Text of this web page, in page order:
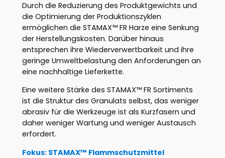
Durch die Reduzierung des Produktgewichts und
die Optimierung der Produktionszyklen
ermöglichen die STAMAX™ FR Harze eine Senkung
der Herstellungskosten. Darüber hinaus
entsprechen ihre Wiederverwertbarkeit und ihre
geringe Umweltbelastung den Anforderungen an
eine nachhaltige Lieferkette.
Eine weitere Stärke des STAMAX™ FR Sortiments
ist die Struktur des Granulats selbst, das weniger
abrasiv für die Werkzeuge ist als Kurzfasern und
daher weniger Wartung und weniger Austausch
erfordert.
Fokus: STAMAX™ Flammschutzmittel